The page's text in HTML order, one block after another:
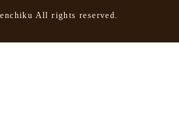
All rights reserved.